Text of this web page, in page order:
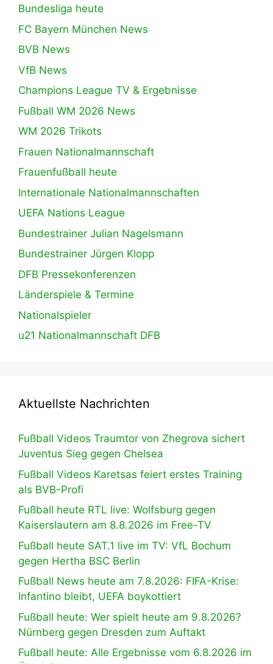
Bundesliga heute
FC Bayern München News
BVB News
VfB News
Champions League TV & Ergebnisse
Fußball WM 2026 News
WM 2026 Trikots
Frauen Nationalmannschaft
Frauenfußball heute
Internationale Nationalmannschaften
UEFA Nations League
Bundestrainer Julian Nagelsmann
Bundestrainer Jürgen Klopp
DFB Pressekonferenzen
Länderspiele & Termine
Nationalspieler
u21 Nationalmannschaft DFB
Aktuellste Nachrichten
Fußball Videos Traumtor von Zhegrova sichert
Juventus Sieg gegen Chelsea
Fußball Videos Karetsas feiert erstes Training
als BVB-Profi
Fußball heute RTL live: Wolfsburg gegen
Kaiserslautern am 8.8.2026 im Free-TV
Fußball heute SAT.1 live im TV: VfL Bochum
gegen Hertha BSC Berlin
Fußball News heute am 7.8.2026: FIFA-Krise:
Infantino bleibt, UEFA boykottiert
Fußball heute: Wer spielt heute am 9.8.2026?
Nürnberg gegen Dresden zum Auftakt
Fußball heute: Alle Ergebnisse vom 6.8.2026 im